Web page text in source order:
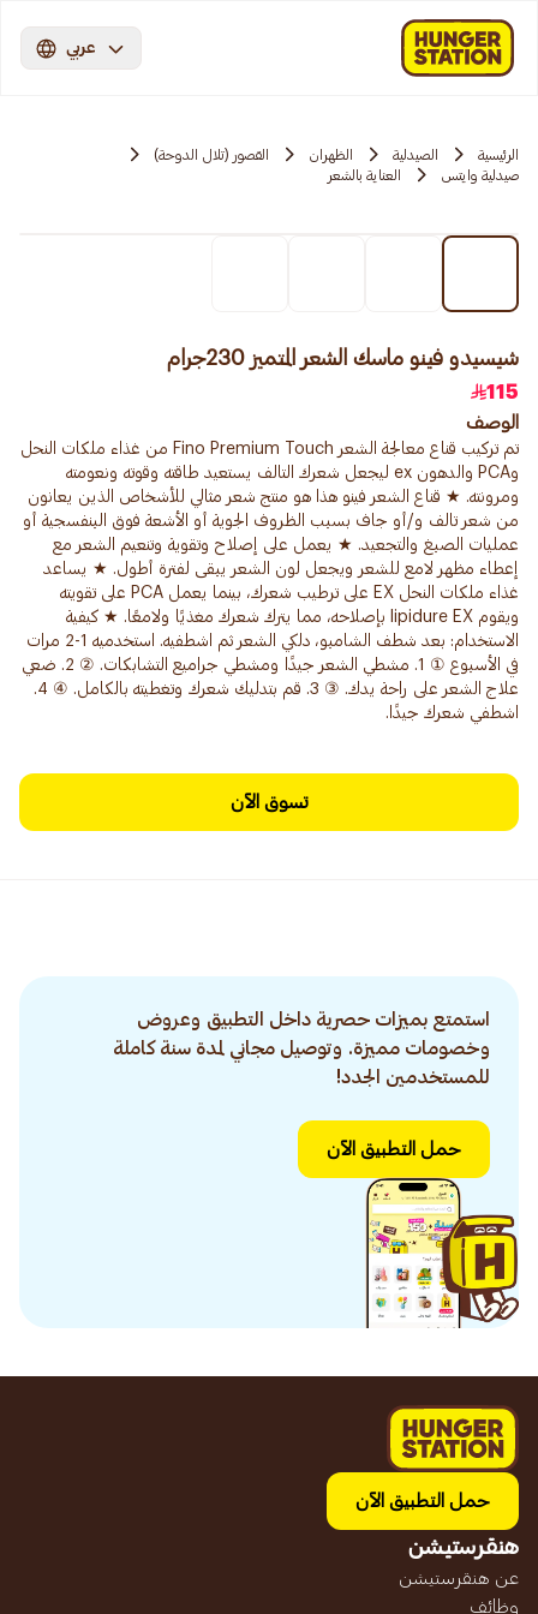
عربي
الرئيسية الصيدلية الظهران
القصور (تلال الدوحة)
صيدلية وايتس
العناية بالشعر
شيسيدو فينو ماسك الشعر المتميز 230جرام
115
الوصف
تم تركيب قناع معالجة الشعر Fino Premium Touch من غذاء ملكات النحل
وPCA والدهون ex ليجعل شعرك التالف يستعيد طاقته وقوته ونعومته
ومرونته. ★ قناع الشعر فينو هذا هو منتج شعر مثالي للأشخاص الذين يعانون
من شعر تالف و/أو جاف بسبب الظروف الجوية أو الأشعة فوق البنفسجية أو
عمليات الصبغ والتجعيد. ★ يعمل على إصلاح وتقوية وتنعيم الشعر مع
إعطاء مظهر لامع للشعر ويجعل لون الشعر يبقى لفترة أطول. ★ يساعد
غذاء ملكات النحل EX على ترطيب شعرك، بينما يعمل PCA على تقويته
ويقوم lipidure EX بإصلاحه، مما يترك شعرك مغذيًا ولامعًا. ★ كيفية
الاستخدام: بعد شطف الشامبو، دلكي الشعر ثم اشطفيه. استخدميه 1-2 مرات
في الأسبوع ① 1. مشطي الشعر جيدًا ومشطي جراميع التشابكات. ② 2. ضعي
علاج الشعر على راحة يدك. ③ 3. قم بتدليك شعرك وتغطيته بالكامل. ④ 4.
اشطفي شعرك جيدًا.
تسوق الآن
استمتع بميزات حصرية داخل التطبيق وعروض
وخصومات مميزة. وتوصيل مجاني لمدة سنة كاملة
للمستخدمين الجدد!
حمل التطبيق الآن
حمل التطبيق الآن
هنقرستيشن
عن هنقرستيشن
وظائف